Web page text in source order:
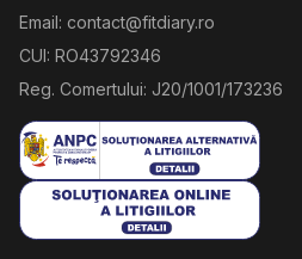
Email: contact@fitdiary.ro
CUI: RO43792346
Reg. Comertului: J20/1001/173236